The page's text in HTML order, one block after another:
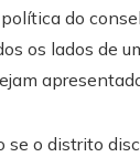
do
os lados de
se o distrito